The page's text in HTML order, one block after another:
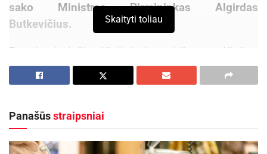
sako Ministras Pirmininkas Algirdas
Butkevičius.
Premjerui viešint Kinijoje ir susitikus su Kinijos
liaudies Respublikos premjeru Li Keqiangu buvo
duotas pažadas, jog sertifikatus pieno produktų
„Pagaliau mūsų pastangas vainikavo sėkmė,
baigtas sertifikatų rengimo, derinimo procesas.
Skaityti toliau
Panašūsstraipsniai